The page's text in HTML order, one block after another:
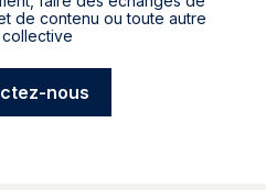
de contenu ou toute autre
nous